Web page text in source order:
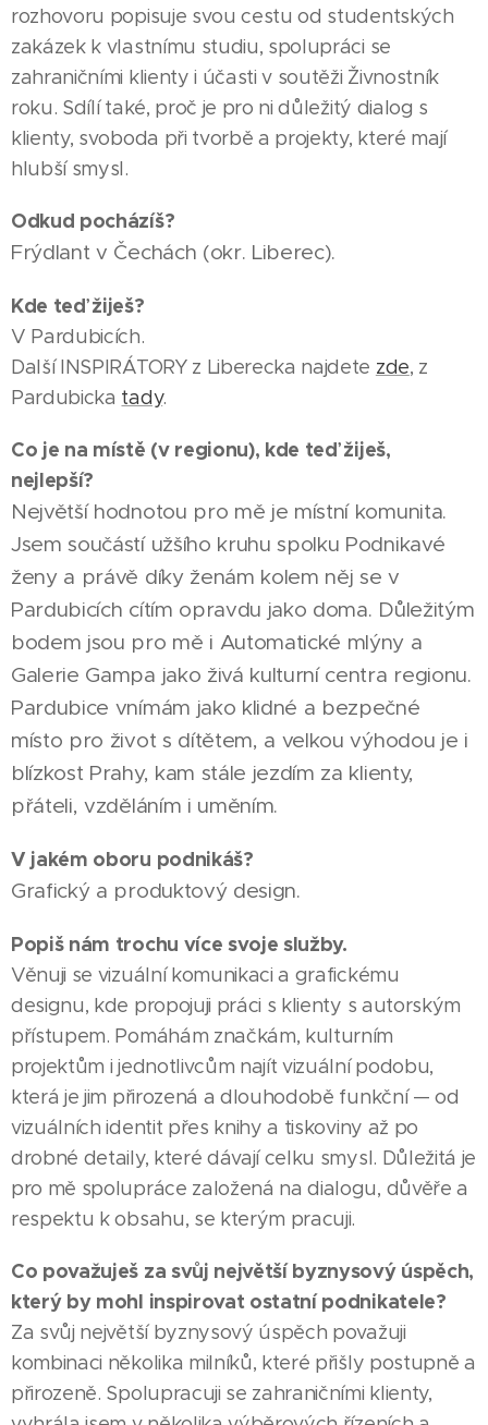
rozhovoru popisuje svou cestu od studentských
zakázek k vlastnímu studiu, spolupráci se
zahraničními klienty i účasti v soutěži Živnostník
roku. Sdílí také, proč je pro ni důležitý dialog s
klienty, svoboda při tvorbě a projekty, které mají
hlubší smysl.
Odkud pocházíš?
Frýdlant v Čechách (okr. Liberec).
Kde teď žiješ?
V Pardubicích.
Další INSPIRÁTORY z Liberecka najdete zde, z
Pardubicka tady.
Co je na místě (v regionu), kde teď žiješ,
nejlepší?
Největší hodnotou pro mě je místní komunita.
Jsem součástí užšího kruhu spolku Podnikavé
ženy a právě díky ženám kolem něj se v
Pardubicích cítím opravdu jako doma. Důležitým
bodem jsou pro mě i Automatické mlýny a
Galerie Gampa jako živá kulturní centra regionu.
Pardubice vnímám jako klidné a bezpečné
místo pro život s dítětem, a velkou výhodou je i
blízkost Prahy, kam stále jezdím za klienty,
přáteli, vzděláním i uměním.
V jakém oboru podnikáš?
Grafický a produktový design.
Popiš nám trochu více svoje služby.
Věnuji se vizuální komunikaci a grafickému
designu, kde propojuji práci s klienty s autorským
přístupem. Pomáhám značkám, kulturním
projektům i jednotlivcům najít vizuální podobu,
která je jim přirozená a dlouhodobě funkční — od
vizuálních identit přes knihy a tiskoviny až po
drobné detaily, které dávají celku smysl. Důležitá je
pro mě spolupráce založená na dialogu, důvěře a
respektu k obsahu, se kterým pracuji.
Co považuješ za svůj největší byznysový úspěch,
který by mohl inspirovat ostatní podnikatele?
Za svůj největší byznysový úspěch považuji
kombinaci několika milníků, které přišly postupně a
přirozeně. Spolupracuji se zahraničními klienty,